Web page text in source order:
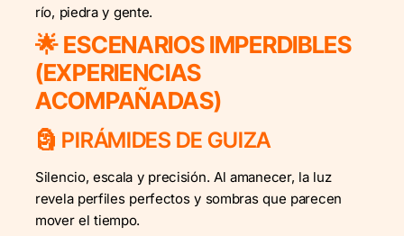
río, piedra y gente.
🌟 ESCENARIOS IMPERDIBLES
(EXPERIENCIAS
ACOMPAÑADAS)
🗿 PIRÁMIDES DE GUIZA
Silencio, escala y precisión. Al amanecer, la luz
revela perfiles perfectos y sombras que parecen
mover el tiempo.